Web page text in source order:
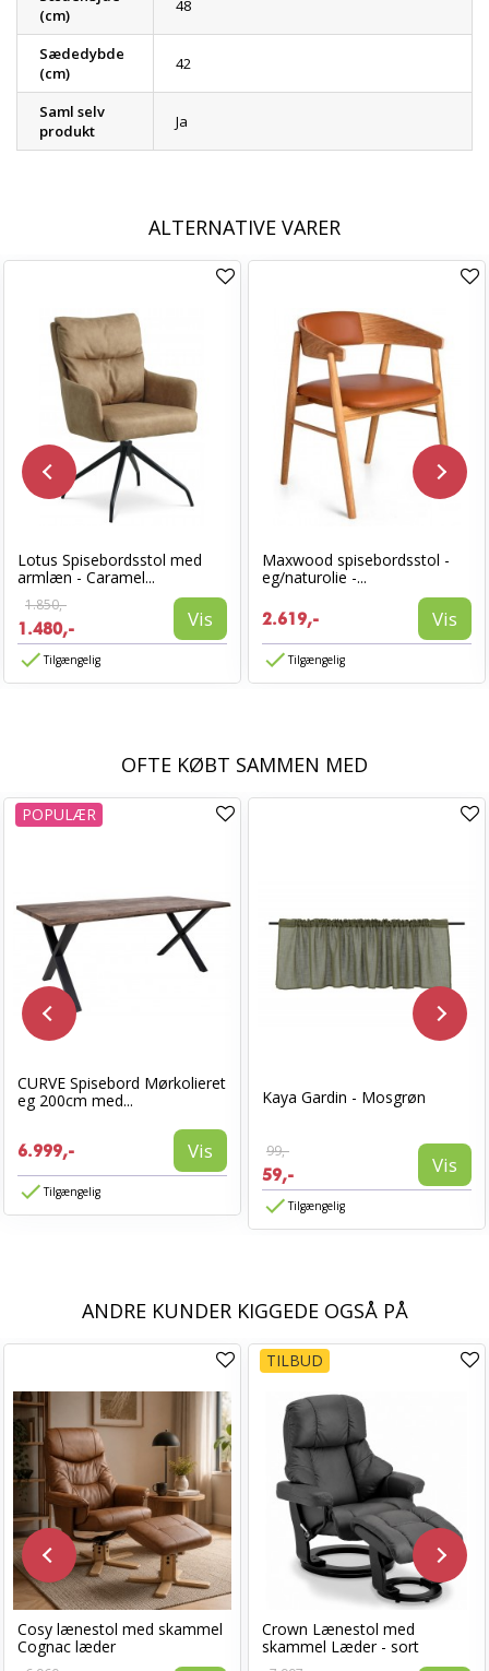
(cm)
48
Sædedybde
(cm)
42
Saml selv
produkt
Ja
ALTERNATIVE VARER
Lotus Spisebordsstol med
armlæn - Caramel...
1.850,-
1.480,- Vis
Tilgængelig
Maxwood spisebordsstol -
eg/naturolie -...
2.619,- Vis
Tilgængelig
OFTE KØBT SAMMEN MED
POPULÆR
CURVE Spisebord Mørkolieret
eg 200cm med...
6.999,- Vis
Tilgængelig
Kaya Gardin - Mosgrøn
99,-
59,- Vis
Tilgængelig
ANDRE KUNDER KIGGEDE OGSÅ PÅ
Cosy lænestol med skammel
Cognac læder
TILBUD
Crown Lænestol med
skammel Læder - sort